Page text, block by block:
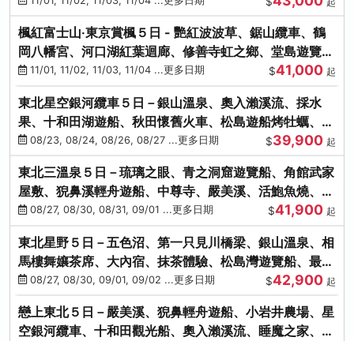
楓紅富士山‧東京賞楓５日 - 艷紅波波草、鋸山纜車、鶴
岡八幡宮、河口湖紅葉迴廊、修善寺虹之鄉、堂島遊覽
船、熱海梅園
11/01, 11/02, 11/03, 11/04 ...更多日期 $41,000 起
東北星空銀河纜車５日－銀山溫泉、奧入瀨溪流、採水
果、十和田湖遊船、秋田懷舊火車、松島遊船烤牡蠣、嚴
美溪、螃蟹本家
08/23, 08/24, 08/26, 08/27 ...更多日期 $39,900 起
東北三溫泉５日－琉璃之眼、青之洞窟遊覽船、角館武家
屋敷、猊鼻溪輕舟遊船、中尊寺、嚴美溪、活鮑魚燒、烤
牡蠣、握壽司體驗
08/27, 08/30, 08/31, 09/01 ...更多日期 $41,900 起
東北星野５日－五色沼、第一只見川橋梁、銀山溫泉、相
馬樓舞孃茶席、大內宿、抹茶體驗、松島灣遊覽船、最上
川輕舟、螃蟹御膳
08/27, 08/30, 09/01, 09/02 ...更多日期 $42,900 起
戀上東北５日－嚴美溪、猊鼻輕舟遊船、小岩井農場、星
空銀河纜車、十和田觀光船、奧入瀨溪流、睡魔之家、朱